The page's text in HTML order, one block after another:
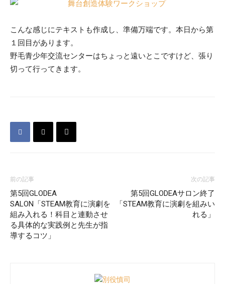
こんな感じにテキストも作成し、準備万端です。本日から第
１回目があります。
野毛青少年交流センターはちょっと遠いとこですけど、張り
切って行ってきます。
前の記事
第5回GLODEA
SALON「STEAM教育に演劇を
組み入れる！科目と連動させ
る具体的な実践例と先生が指
導するコツ」
次の記事
第5回GLODEAサロン終了
「STEAM教育に演劇を組みい
れる」